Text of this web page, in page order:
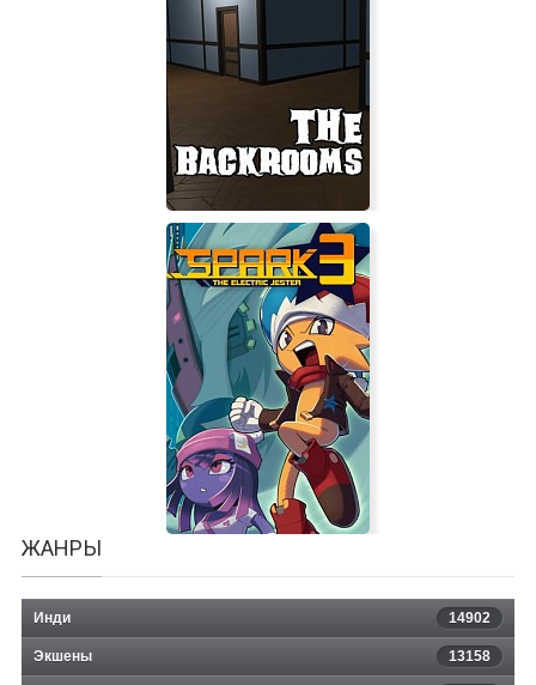
Grotto
The Backrooms
ЖАНРЫ
Инди 14902
Экшены 13158